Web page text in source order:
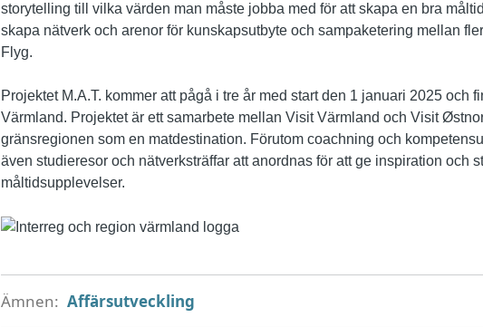
storytelling till vilka värden man måste jobba med för att skapa en bra
skapa nätverk och arenor för kunskapsutbyte och sampaketering mellan
Flyg.
Projektet M.A.T. kommer att pågå i tre år med start den 1 januari 2025 och
Värmland. Projektet är ett samarbete mellan Visit Värmland och Visit
gränsregionen som en matdestination. Förutom coachning och
även studieresor och nätverksträffar att anordnas för att ge inspiration och
måltidsupplevelser.
Ämnen: Affärsutveckling